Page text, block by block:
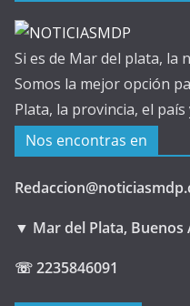
Si es de Mar del plata, la
Somos la mejor opción
Plata, la provincia, el país
Nos encontras en
▼ Mar del Plata, Buenos
☏ 2235846091